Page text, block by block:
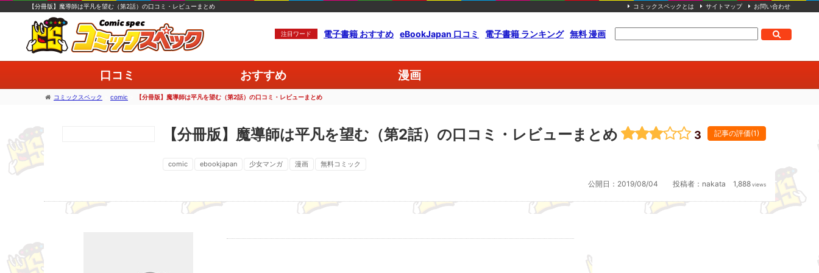
【分冊版】魔導師は平凡を望む（第2話）の口コミ・レビューまとめ コミックスペックとは サイトマップ お問い合わせ
注目ワード 電子書籍 おすすめ eBookJapan 口コミ 電子書籍 ランキング 無料 漫画
口コミ おすすめ 漫画
コミックスペック comic 【分冊版】魔導師は平凡を望む（第2話）の口コミ・レビューまとめ
3 記事の評価(1)
【分冊版】魔導師は平凡を望む（第2話）の口コミ・レビューまとめ
comic ebookjapan 少女マンガ 漫画 無料コミック
公開日： 2019/08/04 投稿者： nakata 1,888 views